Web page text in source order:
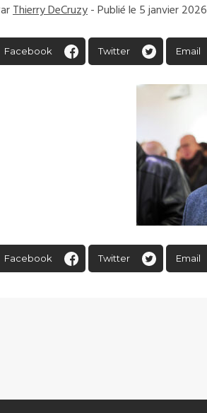
Thierry DeCruzy- Publié le 5 janvier 2026
Facebook Twitter Email
Facebook Twitter Email